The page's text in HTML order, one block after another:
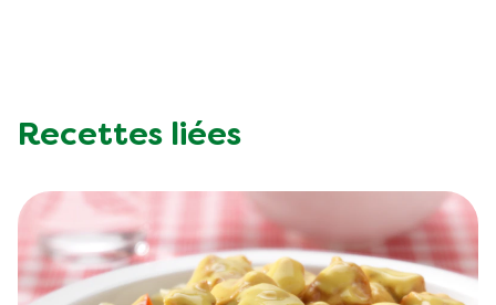
Recettes liées